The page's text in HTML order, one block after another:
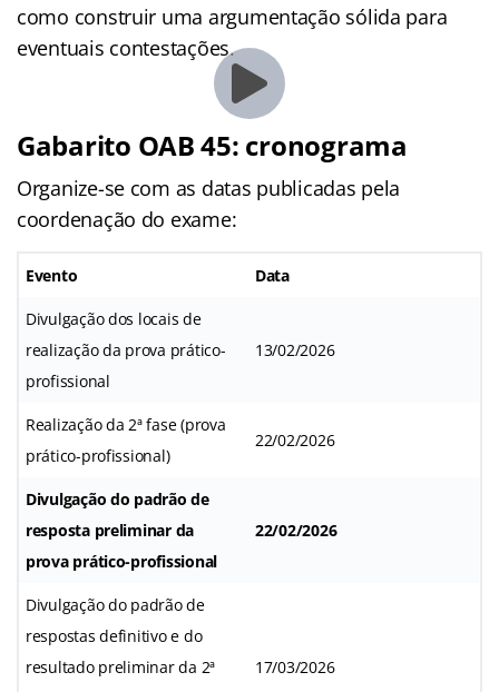
como construir uma argumentação sólida para
eventuais contestações.
Gabarito OAB 45: cronograma
Organize-se com as datas publicadas pela
coordenação do exame:
Evento Data
Divulgação dos locais de
realização da prova prático-
profissional
13/02/2026
Realização da 2ª fase (prova
prático-profissional)
22/02/2026
Divulgação do padrão de
resposta preliminar da
prova prático-profissional
22/02/2026
Divulgação do padrão de
respostas definitivo e do
resultado preliminar da 2ª
17/03/2026